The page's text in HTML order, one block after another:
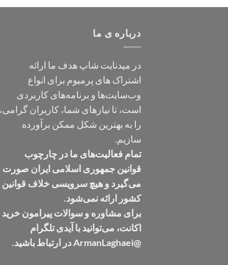
درباره ی ما
در میدنایت شاپ هدف ما ارائه
اشتراک های پرمیوم برای انواع
وب‌سایت‌ها و برنامه‌های کاربردی
است، تا نیازهای شما، کاربران گرامی،
را به بهترین شکل ممکن برآورده
سازیم.
تمام فعالیت‌های ما در چارچوب
قوانین جمهوری اسلامی ایران صورت
می‌گیرد و هیچ سرویسی خلاف قوانین
کشور ارائه نمی‌شود.
برای مشاوره و سوالات پیرامون خرید
اکانت، می‌توانید با آیدی تلگرام
@ArmanLaghaei در ارتباط باشید.